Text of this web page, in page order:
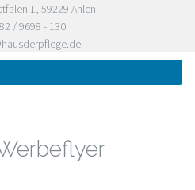
1, 59229 Ahlen
/ 9698 - 130